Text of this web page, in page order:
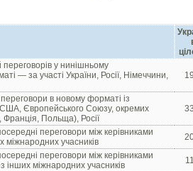
у нинішньому
— за участі України, Росії, Німеччини,
в новому форматі із
США, Європейського Союзу, окремих
Польща), Росії
переговори між керівниками
міжнародних учасників
переговори між керівниками
міжнародних учасників